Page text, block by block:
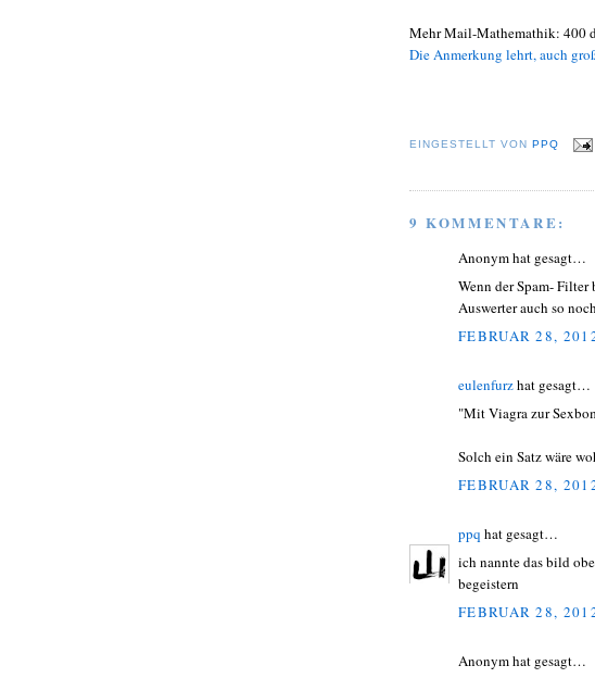
Mehr Mail-Mathemathik: 400
Die Anmerkung lehrt, auch
EINGESTELLT VON PPQ
9 KOMMENTARE:
Anonym hat gesagt…
Wenn der Spam-
Auswerter auch so
FEBRUAR 28,
eulenfurzhat gesagt…
"Mit Viagra zur
Solch ein Satz wäre
FEBRUAR 28,
ppq hat gesagt…
ich nannte das bild
begeistern
FEBRUAR 28,
Anonym hat gesagt…